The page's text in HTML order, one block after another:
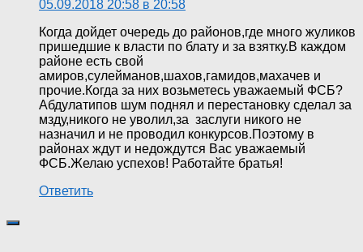
05.09.2018 20:58 в 20:58
Когда дойдет очередь до районов,где много жуликов
пришедшие к власти по блату и за взятку.В каждом
районе есть свой
амиров,сулейманов,шахов,гамидов,махачев и
прочие.Когда за них возьметесь уважаемый ФСБ?
Абдулатипов шум поднял и перестановку сделал за
мзду,никого не уволил,за заслуги никого не
назначил и не проводил конкурсов.Поэтому в
районах ждут и недождутся Вас уважаемый
ФСБ.Желаю успехов! Работайте братья!
Ответить